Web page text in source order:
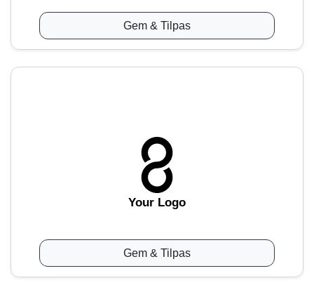
Gem & Tilpas
Your Logo
Gem & Tilpas